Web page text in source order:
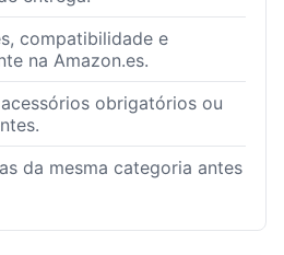
compatibilidade e
na Amazon.es.
obrigatórios ou
da mesma categoria antes